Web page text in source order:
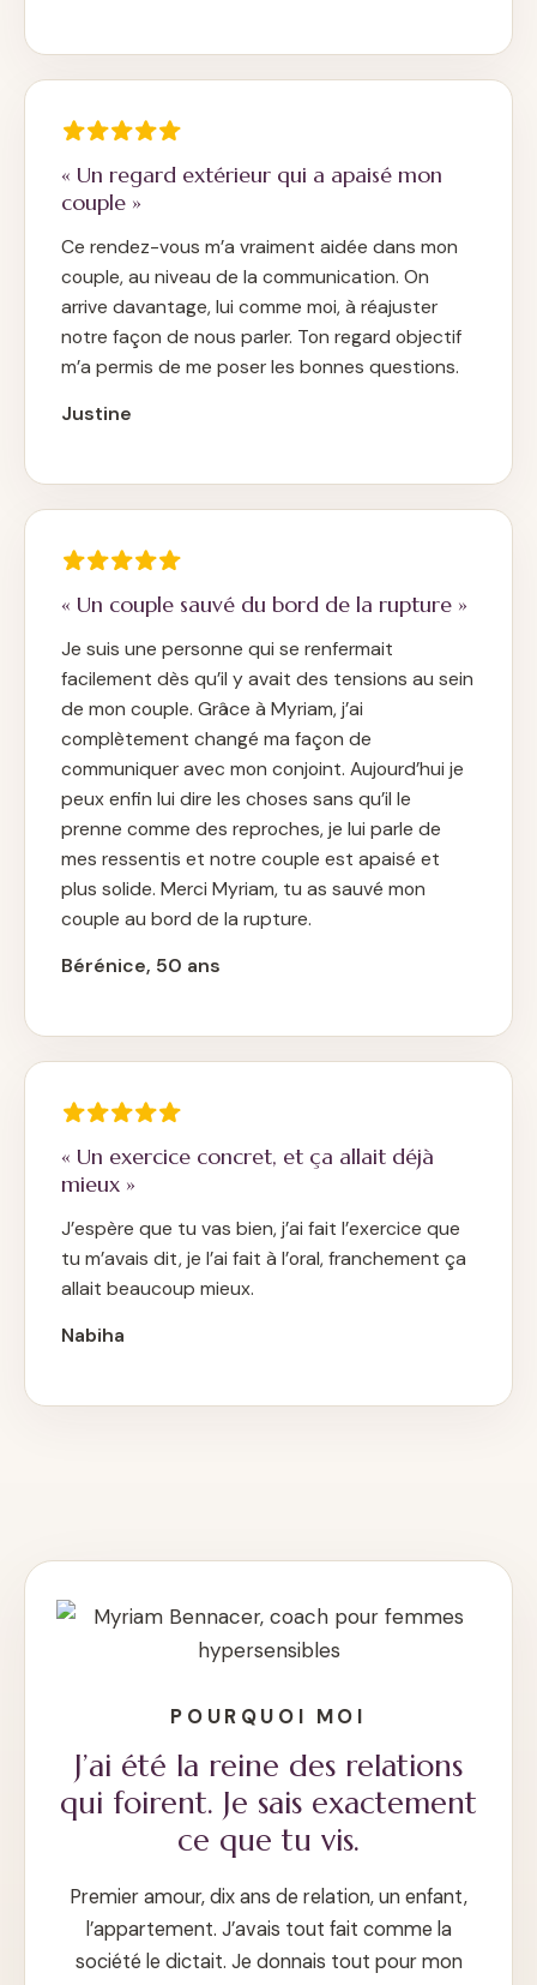
« Un regard extérieur qui a apaisé mon
couple »
Ce rendez-vous m’a vraiment aidée dans mon
couple, au niveau de la communication. On
arrive davantage, lui comme moi, à réajuster
notre façon de nous parler. Ton regard objectif
m’a permis de me poser les bonnes questions.
Justine
« Un couple sauvé du bord de la rupture »
Je suis une personne qui se renfermait
facilement dès qu’il y avait des tensions au sein
de mon couple. Grâce à Myriam, j’ai
complètement changé ma façon de
communiquer avec mon conjoint. Aujourd’hui je
peux enfin lui dire les choses sans qu’il le
prenne comme des reproches, je lui parle de
mes ressentis et notre couple est apaisé et
plus solide. Merci Myriam, tu as sauvé mon
couple au bord de la rupture.
Bérénice, 50 ans
« Un exercice concret, et ça allait déjà
mieux »
J’espère que tu vas bien, j’ai fait l’exercice que
tu m’avais dit, je l’ai fait à l’oral, franchement ça
allait beaucoup mieux.
Nabiha
POURQUOI MOI
J’ai été la reine des relations
qui foirent. Je sais exactement
ce que tu vis.
Premier amour, dix ans de relation, un enfant,
l’appartement. J’avais tout fait comme la
société le dictait. Je donnais tout pour mon